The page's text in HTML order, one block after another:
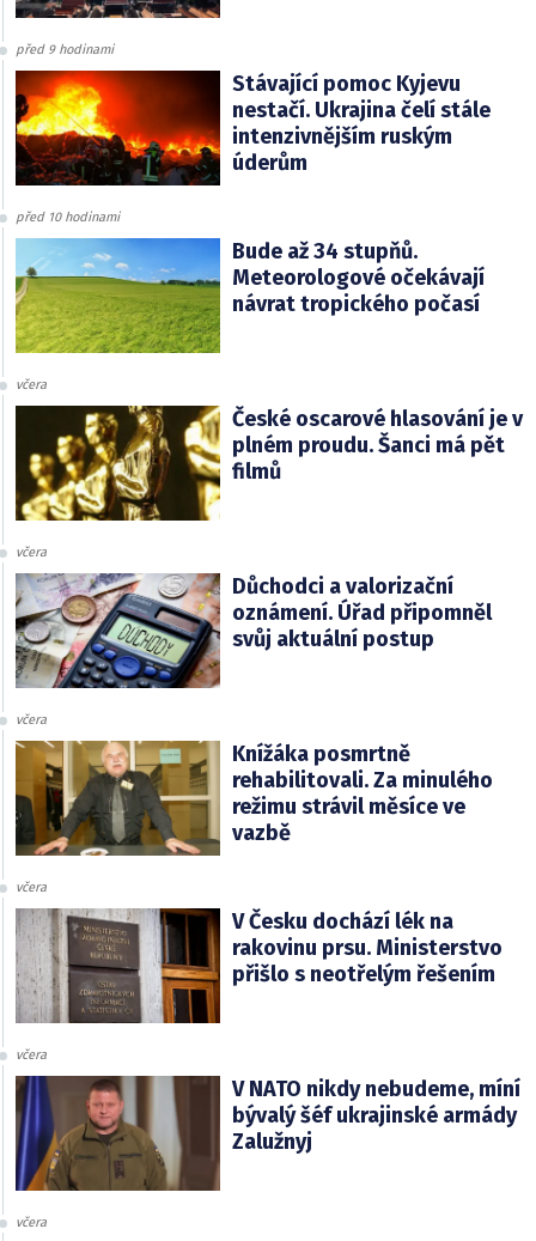
před 9 hodinami
Stávající pomoc Kyjevu
nestačí. Ukrajina čelí stále
intenzivnějším ruským
úderům
před 10 hodinami
Bude až 34 stupňů.
Meteorologové očekávají
návrat tropického počasí
včera
České oscarové hlasování je v
plném proudu. Šanci má pět
filmů
včera
Důchodci a valorizační
oznámení. Úřad připomněl
svůj aktuální postup
včera
Knížáka posmrtně
rehabilitovali. Za minulého
režimu strávil měsíce ve
vazbě
včera
V Česku dochází lék na
rakovinu prsu. Ministerstvo
přišlo s neotřelým řešením
včera
V NATO nikdy nebudeme, míní
bývalý šéf ukrajinské armády
Zalužnyj
včera